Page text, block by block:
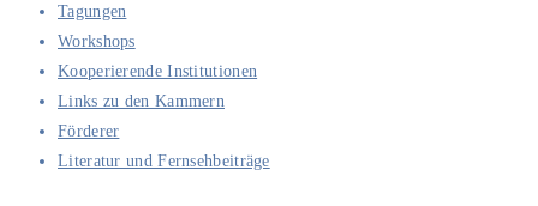
Tagungen
Workshops
Kooperierende Institutionen
Links zu den Kammern
Förderer
Literatur und Fernsehbeiträge